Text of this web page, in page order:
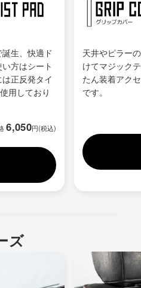
生、快適ド
方はシート
正反発タイ
用しており
6,050円(税込)
天井やピラー
けてマジック
たん装着アク
です。
ズ